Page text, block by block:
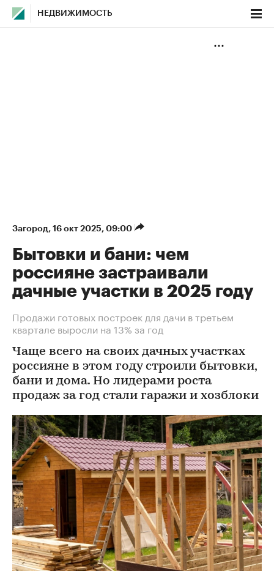
НЕДВИЖИМОСТЬ
Загород⁠, 16 окт 2025, 09:00
Бытовки и бани: чем
россияне застраивали
дачные участки в 2025 году
Продажи готовых построек для дачи в третьем
квартале выросли на 13% за год
Чаще всего на своих дачных участках
россияне в этом году строили бытовки,
бани и дома. Но лидерами роста
продаж за год стали гаражи и хозблоки